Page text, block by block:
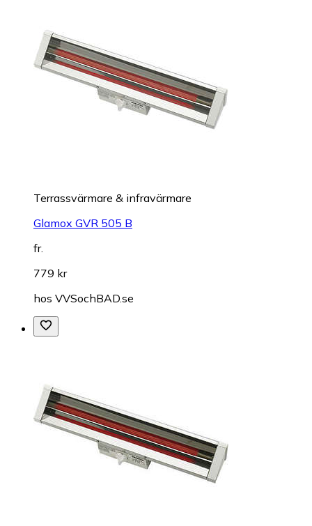
Terrassvärmare & infravärmare
Glamox GVR 505 B
fr.
779 kr
hos VVSochBAD.se